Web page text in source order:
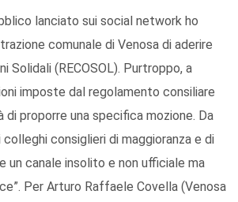
lanciato sui social network ho
comunale di Venosa di aderire
Solidali (RECOSOL). Purtroppo, a
imposte dal regolamento consiliare
di proporre una specifica mozione. Da
colleghi consiglieri di maggioranza e di
un canale insolito e non ufficiale ma
Per Arturo Raffaele Covella (Venosa